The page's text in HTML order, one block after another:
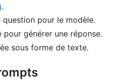
.
question pour le modèle.
générer une réponse.
sous forme de texte.